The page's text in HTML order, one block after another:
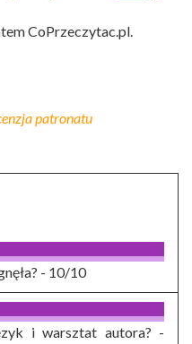
CoPrzeczytac.pl.
patronatu
- 10/10
i warsztat autora? -